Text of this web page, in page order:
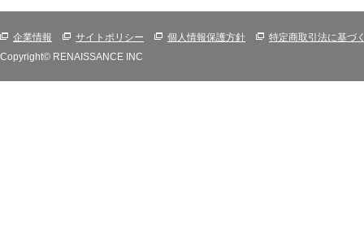
企業情報 サイトポリシー 個人情報保護方針
特定商取引法に基づ
Copyright© RENAISSANCE INC